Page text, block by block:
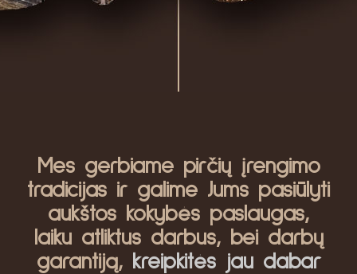
Mes gerbiame pirčių įrengimo
tradicijas ir galime Jums pasiūlyti
aukštos kokybės paslaugas,
laiku atliktus darbus, bei darbų
garantiją, kreipkitės jau dabar